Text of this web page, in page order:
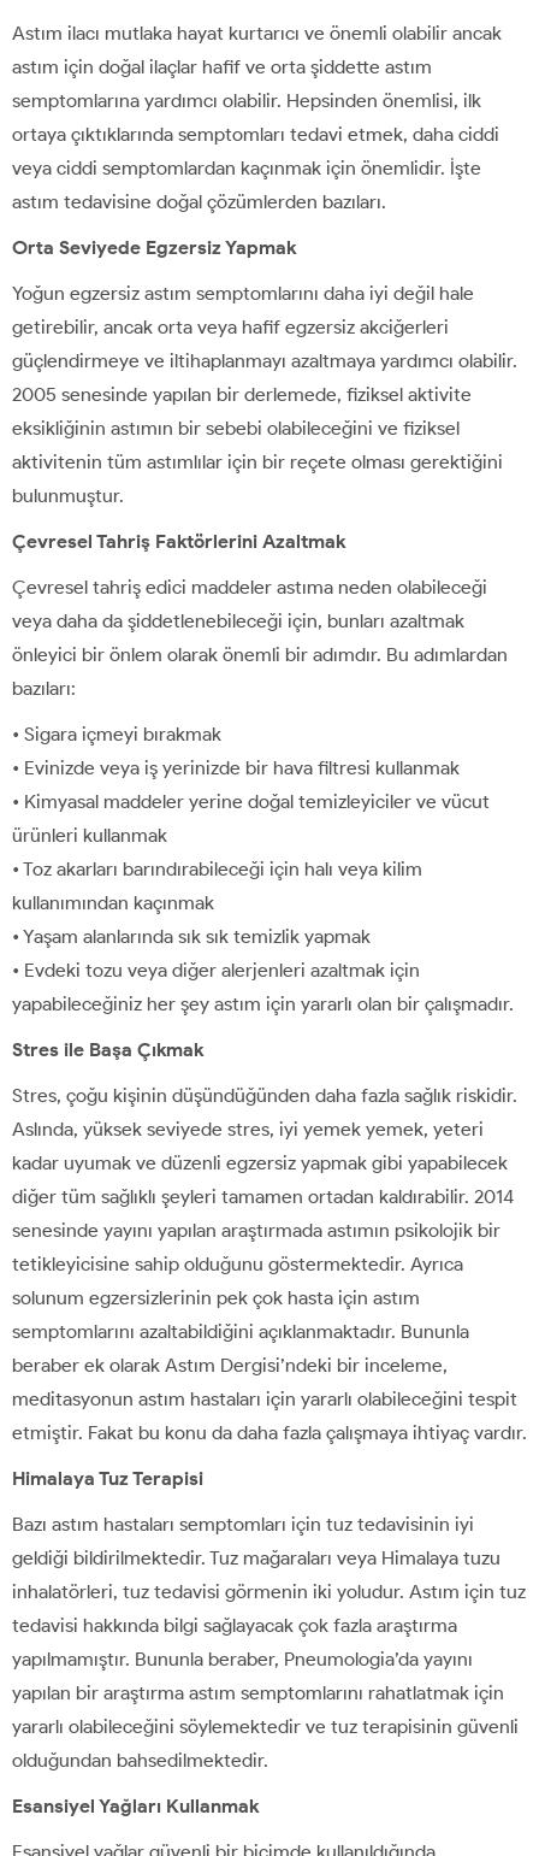
Astım ilacı mutlaka hayat kurtarıcı ve önemli olabilir ancak
astım için doğal ilaçlar hafif ve orta şiddette astım
semptomlarına yardımcı olabilir. Hepsinden önemlisi, ilk
ortaya çıktıklarında semptomları tedavi etmek, daha ciddi
veya ciddi semptomlardan kaçınmak için önemlidir. İşte
astım tedavisine doğal çözümlerden bazıları.
Orta Seviyede Egzersiz Yapmak
Yoğun egzersiz astım semptomlarını daha iyi değil hale
getirebilir, ancak orta veya hafif egzersiz akciğerleri
güçlendirmeye ve iltihaplanmayı azaltmaya yardımcı olabilir.
2005 senesinde yapılan bir derlemede, fiziksel aktivite
eksikliğinin astımın bir sebebi olabileceğini ve fiziksel
aktivitenin tüm astımlılar için bir reçete olması gerektiğini
bulunmuştur.
Çevresel Tahriş Faktörlerini Azaltmak
Çevresel tahriş edici maddeler astıma neden olabileceği
veya daha da şiddetlenebileceği için, bunları azaltmak
önleyici bir önlem olarak önemli bir adımdır. Bu adımlardan
bazıları:
• Sigara içmeyi bırakmak
• Evinizde veya iş yerinizde bir hava filtresi kullanmak
• Kimyasal maddeler yerine doğal temizleyiciler ve vücut
ürünleri kullanmak
• Toz akarları barındırabileceği için halı veya kilim
kullanımından kaçınmak
• Yaşam alanlarında sık sık temizlik yapmak
• Evdeki tozu veya diğer alerjenleri azaltmak için
yapabileceğiniz her şey astım için yararlı olan bir çalışmadır.
Stres ile Başa Çıkmak
Stres, çoğu kişinin düşündüğünden daha fazla sağlık riskidir.
Aslında, yüksek seviyede stres, iyi yemek yemek, yeteri
kadar uyumak ve düzenli egzersiz yapmak gibi yapabilecek
diğer tüm sağlıklı şeyleri tamamen ortadan kaldırabilir. 2014
senesinde yayını yapılan araştırmada astımın psikolojik bir
tetikleyicisine sahip olduğunu göstermektedir. Ayrıca
solunum egzersizlerinin pek çok hasta için astım
semptomlarını azaltabildiğini açıklanmaktadır. Bununla
beraber ek olarak Astım Dergisi’ndeki bir inceleme,
meditasyonun astım hastaları için yararlı olabileceğini tespit
etmiştir. Fakat bu konu da daha fazla çalışmaya ihtiyaç vardır.
Himalaya Tuz Terapisi
Bazı astım hastaları semptomları için tuz tedavisinin iyi
geldiği bildirilmektedir. Tuz mağaraları veya Himalaya tuzu
inhalatörleri, tuz tedavisi görmenin iki yoludur. Astım için tuz
tedavisi hakkında bilgi sağlayacak çok fazla araştırma
yapılmamıştır. Bununla beraber, Pneumologia’da yayını
yapılan bir araştırma astım semptomlarını rahatlatmak için
yararlı olabileceğini söylemektedir ve tuz terapisinin güvenli
olduğundan bahsedilmektedir.
Esansiyel Yağları Kullanmak